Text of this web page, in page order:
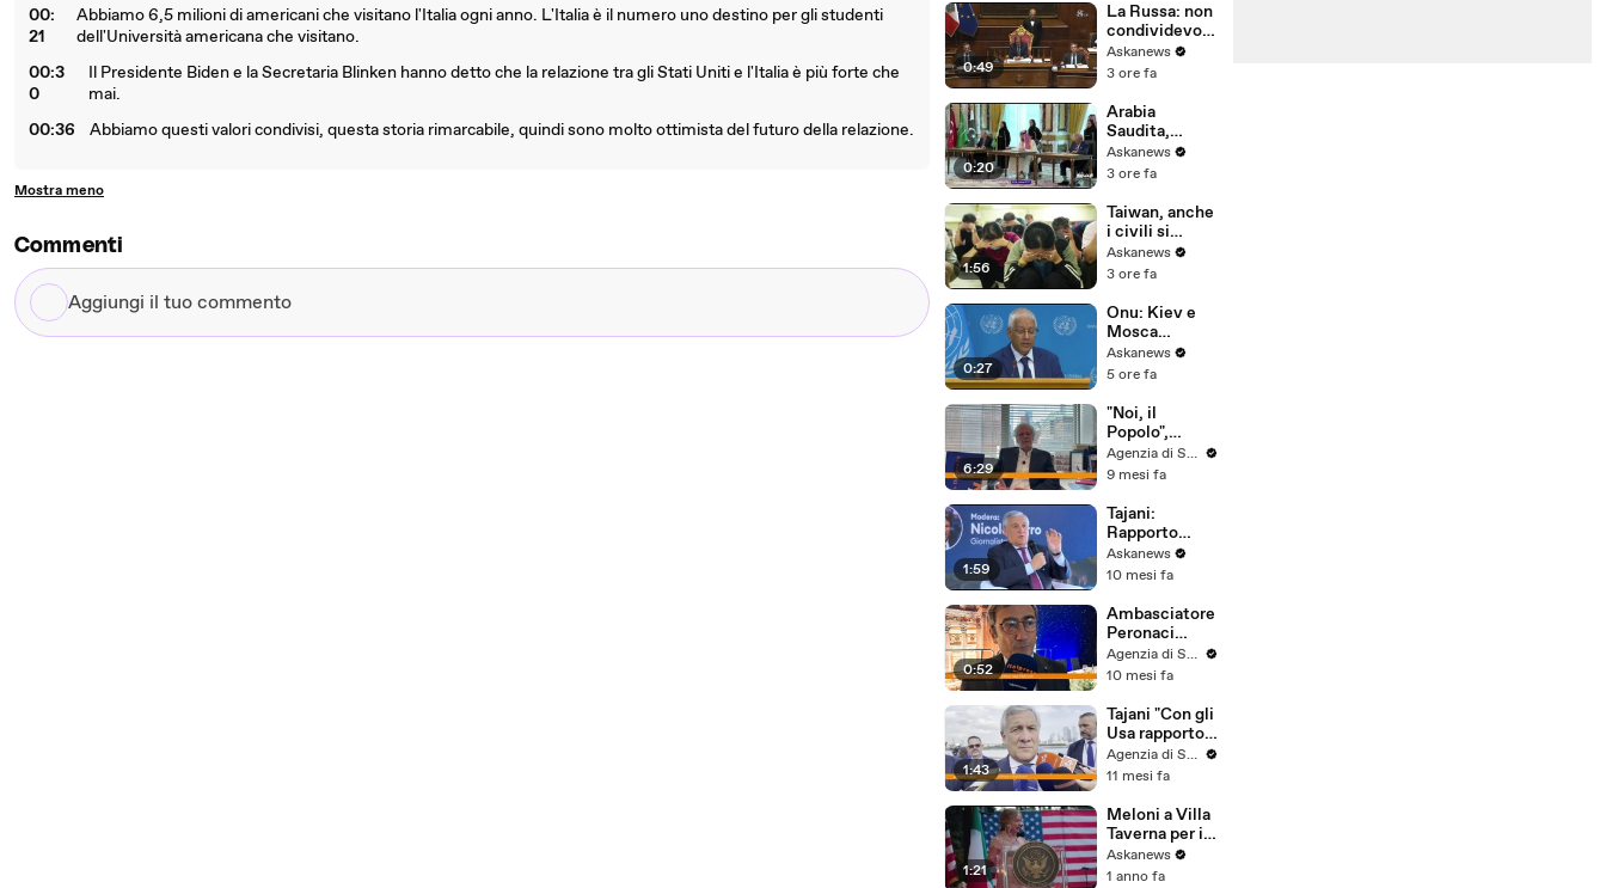
00:
21
Abbiamo 6,5 milioni di americani che visitano l'Italia ogni anno. L'Italia è il numero uno destino per gli studenti
dell'Università americana che visitano.
00:3
0
Il Presidente Biden e la Secretaria Blinken hanno detto che la relazione tra gli Stati Uniti e l'Italia è più forte che
mai.
00:36
Abbiamo questi valori condivisi, questa storia rimarcabile, quindi sono molto ottimista del futuro della relazione.
Mostra meno
Commenti
Aggiungi
il
0:49
La Russa: non
condividevo
idee Guccini,
ma
sua musica
Askanews
3 ore fa
0:20
Arabia
Saudita,
Turchia e
Pakistan
accordo
difesa "La
Mecca"
Askanews
3 ore fa
1:56
Taiwan, anche
i civili si
preparano a un
possibile
cinese
Askanews
3 ore fa
0:27
Onu: Kiev e
Mosca
cessino
attacchi
Askanews
5 ore fa
6:29
"Noi, il
Popolo",
Claudio Gatti
indaga su
creato
America di
oggi
Agenzia di Stampa ITALPRESS
9 mesi fa
1:59
Tajani:
Rapporto
solido con gli
Usa, ma non di
e
Askanews
10 mesi fa
0:52
Ambasciatore
Peronaci
"Storia Italia-
Usa si proietta
Agenzia di Stampa ITALPRESS
10 mesi fa
1:43
Tajani "Con gli
Usa rapporto
storico, non è
legato a chi è
Agenzia di Stampa ITALPRESS
11 mesi fa
1:21
Meloni a Villa
Taverna per il
4 luglio: con
Usa legame
Askanews
1 anno fa